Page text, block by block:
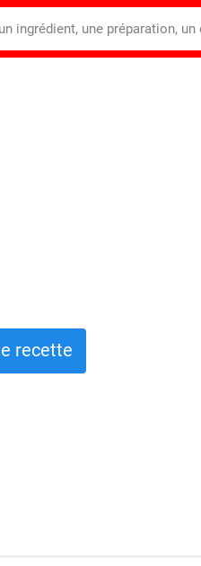
un ingrédient, une préparation, un
recette